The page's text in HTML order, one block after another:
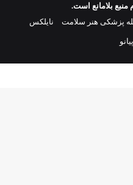
منبع بلامانع است.
پزشکی هنر سلامت نایلکس